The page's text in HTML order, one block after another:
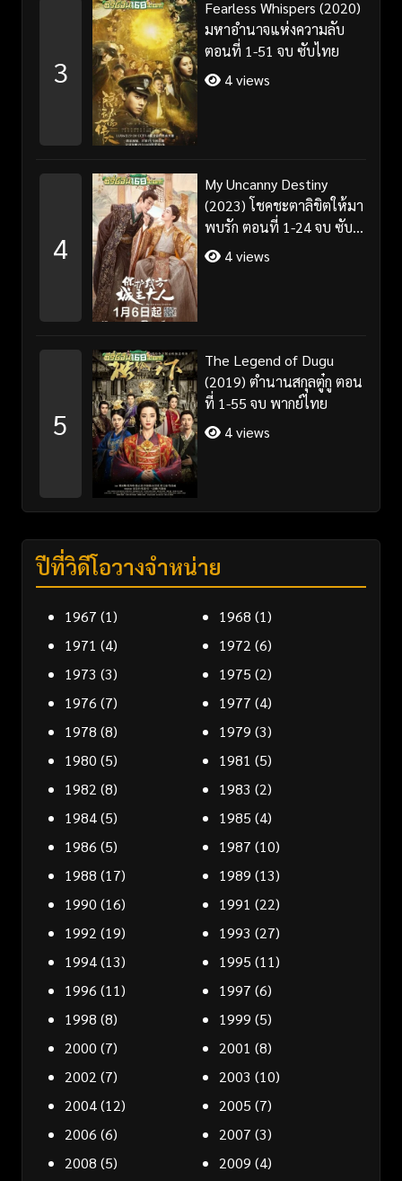
3
Fearless Whispers (2020)
มหาอำนาจแห่งความลับ
ตอนที่ 1-51 จบ ซับไทย
4 views
4
My Uncanny Destiny
(2023) โชคชะตาลิขิตให้มา
พบรัก ตอนที่ 1-24 จบ ซับ
ไทย/พากย์ไทย
4 views
5
The Legend of Dugu
(2019) ตำนานสกุลตู๋กู ตอน
ที่ 1-55 จบ พากย์ไทย
4 views
ปีที่วิดีโอวางจำหน่าย
1967 (1) 1968 (1)
1971 (4) 1972 (6)
1973 (3) 1975 (2)
1976 (7) 1977 (4)
1978 (8) 1979 (3)
1980 (5) 1981 (5)
1982 (8) 1983 (2)
1984(5) 1985 (4)
1986 (5) 1987 (10)
1988 (17) 1989 (13)
1990 (16) 1991 (22)
1992 (19) 1993 (27)
1994(13) 1995 (11)
1996 (11) 1997 (6)
1998 (8) 1999 (5)
2000 (7) 2001 (8)
2002 (7) 2003 (10)
2004(12) 2005 (7)
2006 (6) 2007 (3)
2008 (5) 2009 (4)